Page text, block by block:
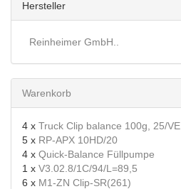
Hersteller
Reinheimer GmbH..
Warenkorb
4 x Truck Clip balance 100g, 25/VE
5 x RP-APX 10HD/20
4 x Quick-Balance Füllpumpe
1 x V3.02.8/1C/94/L=89,5
6 x M1-ZN Clip-SR(261)